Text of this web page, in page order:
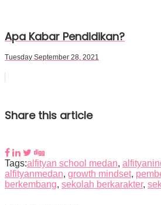
Apa Kabar Pendidikan?
Tuesday September 28, 2021
Share this article
Tags:alfityan school medan,
alfityanmedan, growth mindset,
berkembang, sekolah berkarakter,